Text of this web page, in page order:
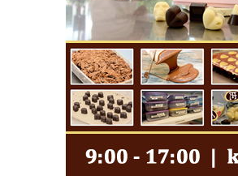
Rozhledna Bismarckturm v Neugersdorfu
Maják (a muzeum) Járy Cimrmana
Rozhledna Štěpánka
Rozhledna Vysoká v Tachově
Rozhledna Bohušův vrch u Plané
Rozhledna Strážný vrch
Rozhledna Klínovec